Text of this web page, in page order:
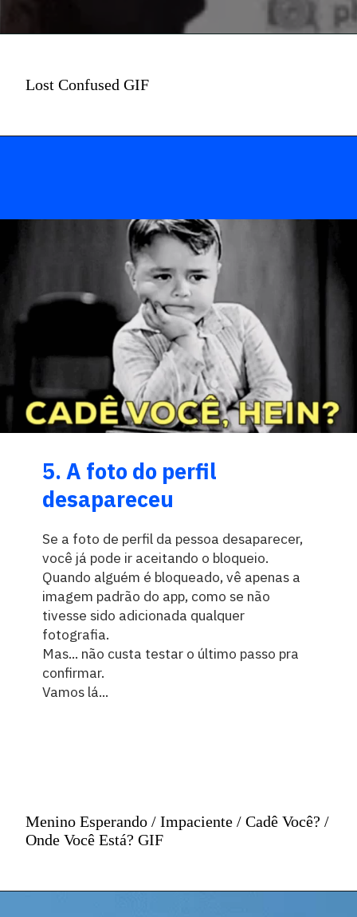
Lost Confused GIF
5. A foto do perfil
desapareceu
Se a foto de perfil da pessoa desaparecer,
você já pode ir aceitando o bloqueio.
Quando alguém é bloqueado, vê apenas a
imagem padrão do app, como se não
tivesse sido adicionada qualquer
fotografia.
Mas... não custa testar o último passo pra
confirmar.
Vamos lá...
Menino Esperando / Impaciente / Cadê Você? /
Onde Você Está? GIF